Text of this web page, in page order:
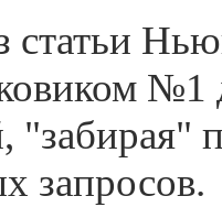
статьи
№1
"забирая"
запросов.